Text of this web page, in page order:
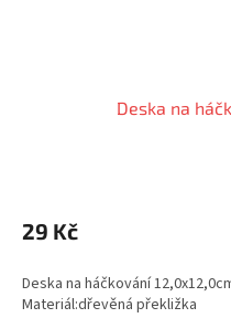
Deska na
29 Kč
Deska na háčkování
Materiál:dřevěná překližka